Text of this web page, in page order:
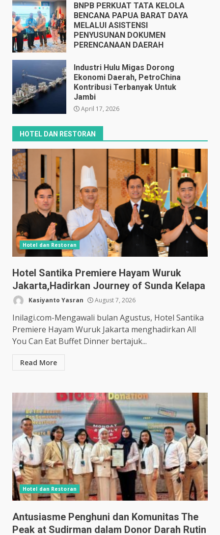
BNPB PERKUAT TATA KELOLA
BENCANA PAPUA BARAT DAYA
MELALUI ASISTENSI
PENYUSUNAN DOKUMEN
PERENCANAAN DAERAH
Industri Hulu Migas Dorong
Ekonomi Daerah, PetroChina
Kontribusi Terbanyak Untuk
Jambi
April 17, 2026
HOTEL DAN RESTORAN
Hotel dan Restoran
Hotel Santika Premiere Hayam Wuruk
Jakarta,Hadirkan Journey of Sunda Kelapa
Kasiyanto Yasran August 7, 2026
Inilagi.com-Mengawali bulan Agustus, Hotel Santika
Premiere Hayam Wuruk Jakarta menghadirkan All
You Can Eat Buffet Dinner bertajuk...
Read More
Hotel dan Restoran
Antusiasme Penghuni dan Komunitas The
Peak at Sudirman dalam Donor Darah Rutin